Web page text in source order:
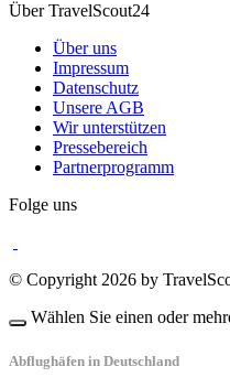
Über TravelScout24
Über uns
Impressum
Datenschutz
Unsere AGB
Wir unterstützen
Pressebereich
Partnerprogramm
Folge uns
© Copyright 2026 by
Wählen Sie einen oder
Abflughäfen in Deutschland